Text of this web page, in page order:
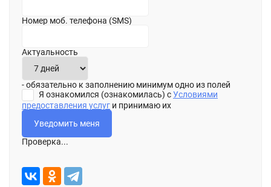
Номер моб. телефона (SMS)
Актуальность
- обязательно к заполнению минимум одно из полей
Я ознакомился (ознакомилась) сУсловиями
предоставления услуг и принимаю их
Проверка...